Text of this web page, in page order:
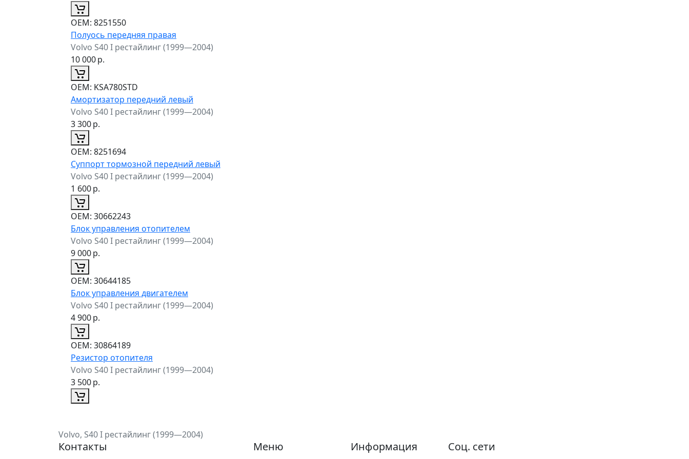
ОЕМ: 8251550
Полуось передняя правая
Volvo S40 I рестайлинг (1999—2004)
10 000р.
ОЕМ: KSA780STD
Амортизатор передний левый
Volvo S40 I рестайлинг (1999—2004)
3 300р.
ОЕМ: 8251694
Суппорт тормозной передний левый
Volvo S40 I рестайлинг (1999—2004)
1 600р.
ОЕМ: 30662243
Блок управления отопителем
Volvo S40 I рестайлинг (1999—2004)
9 000р.
ОЕМ: 30644185
Блок управления двигателем
Volvo S40 I рестайлинг (1999—2004)
4 900р.
ОЕМ: 30864189
Резистор отопителя
Volvo S40 I рестайлинг (1999—2004)
3 500р.
Volvo, S40 I рестайлинг (1999—2004)
Контакты Меню Информация Соц. сети